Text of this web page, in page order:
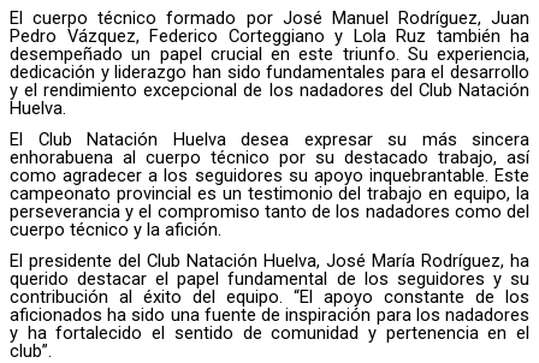
El cuerpo técnico formado por José Manuel Rodríguez, Juan
Pedro Vázquez, Federico Corteggiano y Lola Ruz también ha
desempeñado un papel crucial en este triunfo. Su experiencia,
dedicación y liderazgo han sido fundamentales para el desarrollo
y el rendimiento excepcional de los nadadores del Club Natación
Huelva.
El Club Natación Huelva desea expresar su más sincera
enhorabuena al cuerpo técnico por su destacado trabajo, así
como agradecer a los seguidores su apoyo inquebrantable. Este
campeonato provincial es un testimonio del trabajo en equipo, la
perseverancia y el compromiso tanto de los nadadores como del
cuerpo técnico y la afición.
El presidente del Club Natación Huelva, José María Rodríguez, ha
querido destacar el papel fundamental de los seguidores y su
contribución al éxito del equipo. “El apoyo constante de los
aficionados ha sido una fuente de inspiración para los nadadores
y ha fortalecido el sentido de comunidad y pertenencia en el
club”.